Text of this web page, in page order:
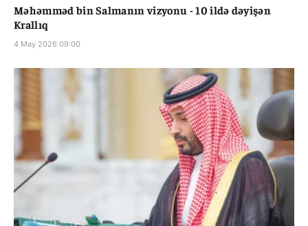
Məhəmməd bin Salmanın vizyonu - 10 ildə dəyişən
Krallıq
4 May 2026 09:00